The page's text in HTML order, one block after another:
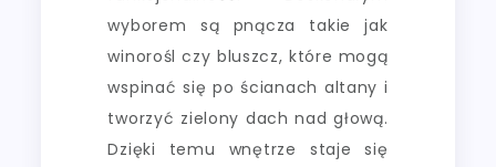
wyborem są pnącza takie jak
winorośl czy bluszcz, które mogą
wspinać się po ścianach altany i
tworzyć zielony dach nad głową.
Dzięki temu wnętrze staje się